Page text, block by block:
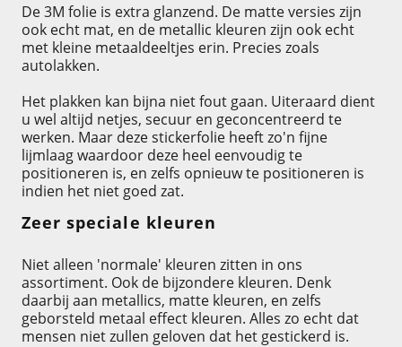
De 3M folie is extra glanzend. De matte versies zijn
ook echt mat, en de metallic kleuren zijn ook echt
met kleine metaaldeeltjes erin. Precies zoals
autolakken.
Het plakken kan bijna niet fout gaan. Uiteraard dient
u wel altijd netjes, secuur en geconcentreerd te
werken. Maar deze stickerfolie heeft zo'n fijne
lijmlaag waardoor deze heel eenvoudig te
positioneren is, en zelfs opnieuw te positioneren is
indien het niet goed zat.
Zeer speciale kleuren
Niet alleen 'normale' kleuren zitten in ons
assortiment. Ook de bijzondere kleuren. Denk
daarbij aan metallics, matte kleuren, en zelfs
geborsteld metaal effect kleuren. Alles zo echt dat
mensen niet zullen geloven dat het gestickerd is.